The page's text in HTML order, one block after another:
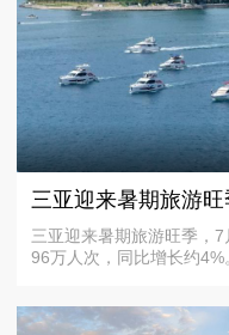
三亚迎来暑期旅游
三亚迎来暑期旅游旺季，
96万人次，同比增长约4%